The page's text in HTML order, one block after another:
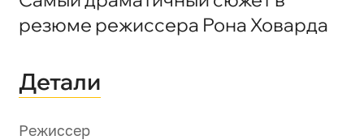
резюме режиссера Рона Ховарда
Детали
Режиссер